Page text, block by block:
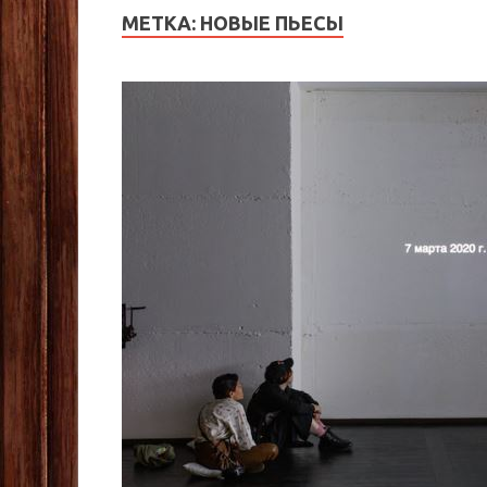
МЕТКА: НОВЫЕ ПЬЕСЫ